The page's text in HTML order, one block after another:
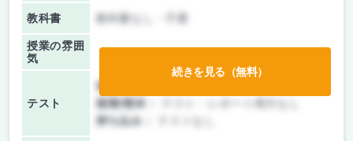
教科書 教科書なし・不要
授業の雰囲
気
テスト
前期/中間：
後期/期末：
持ち込み：
続きを見る（無料）